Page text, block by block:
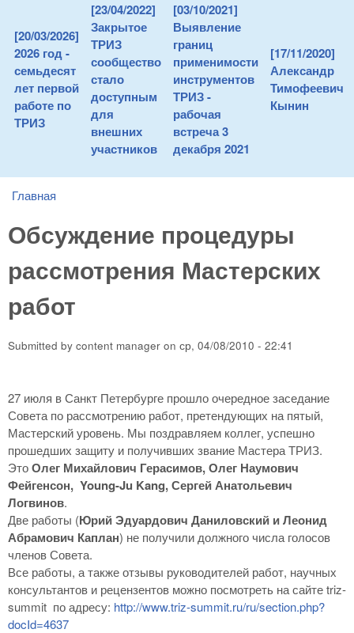
[20/03/2026]
2026 год -
семьдесят
лет первой
работе по
ТРИЗ
[23/04/2022]
Закрытое
ТРИЗ
сообщество
стало
доступным
для
внешних
участников
[03/10/2021]
Выявление
границ
применимости
инструментов
ТРИЗ -
рабочая
встреча 3
декабря 2021
[17/11/2020]
Александр
Тимофеевич
Кынин
You are here
Главная
Обсуждение процедуры
рассмотрения Мастерских
работ
Submitted by content manager on ср, 04/08/2010 - 22:41
27 июля в Санкт Петербурге прошло очередное заседание
Совета по рассмотрению работ, претендующих на пятый,
Мастерский уровень. Мы поздравляем коллег, успешно
прошедших защиту и получивших звание Мастера ТРИЗ.
ЭтоОлег Михайлович Герасимов, Олег Наумович
Фейгенсон, Young-Ju Kang, Сергей Анатольевич
Логвинов.
Две работы (Юрий Эдуардович Даниловский и Леонид
Абрамович Каплан) не получили должного числа голосов
членов Совета.
Все работы, а также отзывы руководителей работ, научных
консультантов и рецензентов можно посмотреть на сайте triz-
summit по адресу: http://www.triz-summit.ru/ru/section.php?
docId=4637